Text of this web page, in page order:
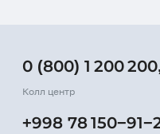
0 (800) 1 200 200
Колл центр
+998 78